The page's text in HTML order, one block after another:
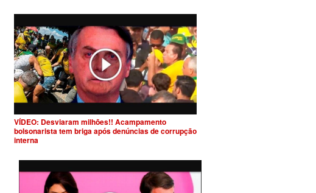
VÍDEO: Desviaram milhões!! Acampamento
bolsonarista tem briga após denúncias de corrupção
interna